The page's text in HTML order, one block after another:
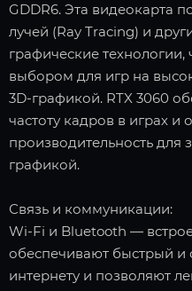
GDDR6. Эта видеокарта
лучей (Ray Tracing) и
графические
выбором для игр на
3D-графикой. RTX 3060
частоту кадров в играх и
производительность для
графикой.
Связь и коммуникации:
Wi-Fi и Bluetooth —
обеспечивают быстрый и
интернету и позволяют